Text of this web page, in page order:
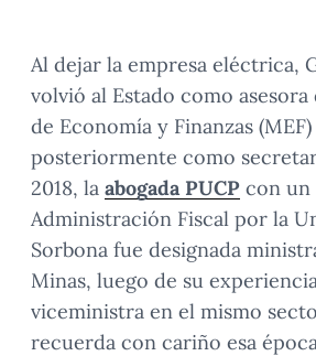
Al dejar la empresa eléctrica,
volvió al Estado como
de Economía y Finanzas
posteriormente como
2018, la abogada PUCP con un
Administración Fiscal por la
Sorbona fue designada
Minas, luego de su
viceministra en el mismo
recuerda con cariño esa